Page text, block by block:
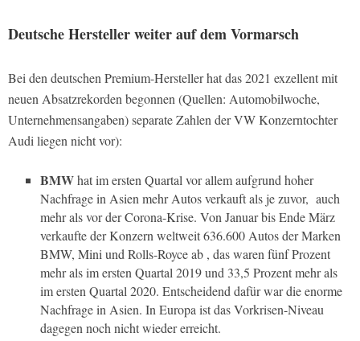
Deutsche Hersteller weiter auf dem Vormarsch
Bei den deutschen Premium-Hersteller hat das 2021 exzellent mit
neuen Absatzrekorden begonnen (Quellen: Automobilwoche,
Unternehmensangaben) separate Zahlen der VW Konzerntochter
Audi liegen nicht vor):
BMWhat im ersten Quartal vor allem aufgrund hoher
Nachfrage in Asien mehr Autos verkauft als je zuvor, auch
mehr als vor der Corona-Krise. Von Januar bis Ende März
verkaufte der Konzern weltweit 636.600 Autos der Marken
BMW, Mini und Rolls-Royce ab , das waren fünf Prozent
mehr als im ersten Quartal 2019 und 33,5 Prozent mehr als
im ersten Quartal 2020. Entscheidend dafür war die enorme
Nachfrage in Asien. In Europa ist das Vorkrisen-Niveau
dagegen noch nicht wieder erreicht.